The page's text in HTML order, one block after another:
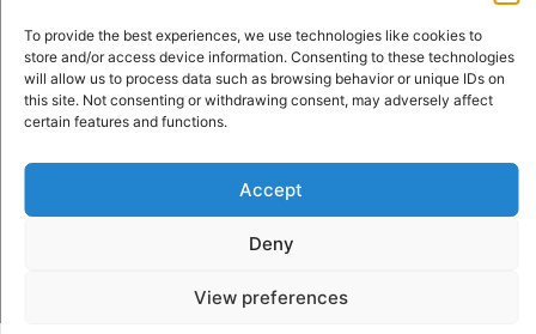
To provide the best experiences, we use technologies like cookies to
store and/or access device information. Consenting to these technologies
will allow us to process data such as browsing behavior or unique IDs on
this site. Not consenting or withdrawing consent, may adversely affect
certain features and functions.
Accept
Deny
View preferences